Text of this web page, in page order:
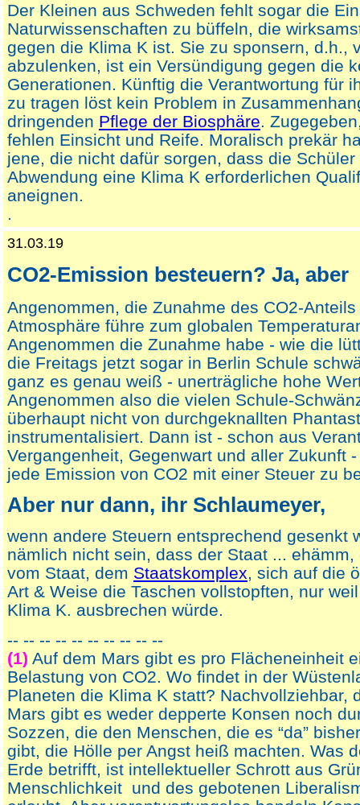
Der Kleinen aus Schweden fehlt sogar die
Naturwissenschaften zu büffeln, die
gegen die Klima K ist. Sie zu sponsern, d.h.,
abzulenken, ist ein Versündigung gegen die
Generationen. Künftig die Verantwortung für
zu tragen löst kein Problem in
dringenden Pflege der Biosphäre.
fehlen Einsicht und Reife. Moralisch prekär
jene, die nicht dafür sorgen, dass die Schüler
Abwendung eine Klima K erforderlichen
aneignen.
.
31.03.19
CO2-Emission besteuern? Ja, aber
Angenommen, die Zunahme des CO2-
Atmosphäre führe zum globalen
Angenommen die Zunahme habe - wie die
die Freitags jetzt sogar in Berlin Schule
ganz es genau weiß - unerträgliche hohe
Angenommen also die vielen Schule-
überhaupt nicht von durchgeknallten
instrumentalisiert. Dann ist - schon aus
Vergangenheit, Gegenwart und aller Zukunft
jede Emission von CO2 mit einer Steuer zu
Aber nur dann, ihr Schlaumeyer,
wenn andere Steuern entsprechend gesenkt
nämlich nicht sein, dass der Staat ...
vom Staat, dem Staatskomplex, sich auf die
Art & Weise die Taschen vollstopften, nur
Klima K. ausbrechen würde.
-- -- -- -- -- -- -- -- -- --
(1) Auf dem Mars gibt es pro Flächeneinheit
Belastung von CO2. Wo findet in der
Planeten die Klima K statt? Nachvollziehbar,
Mars gibt es weder depperte Konsen noch
Sozzen, die den Menschen, die es “da”
gibt, die Hölle per Angst heiß machten. Was
Erde betrifft, ist intellektueller Schrott aus
Menschlichkeit und des gebotenen